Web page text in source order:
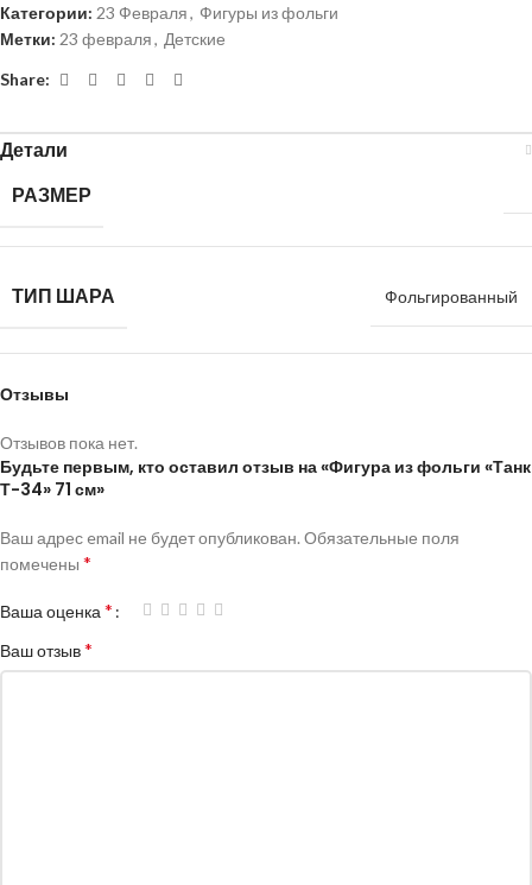
Категории: 23 Февраля, Фигуры из фольги
Метки: 23 февраля, Детские
Share:
Детали
РАЗМЕР
ТИП ШАРА Фольгированный
Отзывы
Отзывов пока нет.
Будьте первым, кто оставил отзыв на «Фигура из фольги «Танк
Т-34» 71 см»
Ваш адрес email не будет опубликован. Обязательные поля
помечены *
Ваша оценка *
Ваш отзыв*